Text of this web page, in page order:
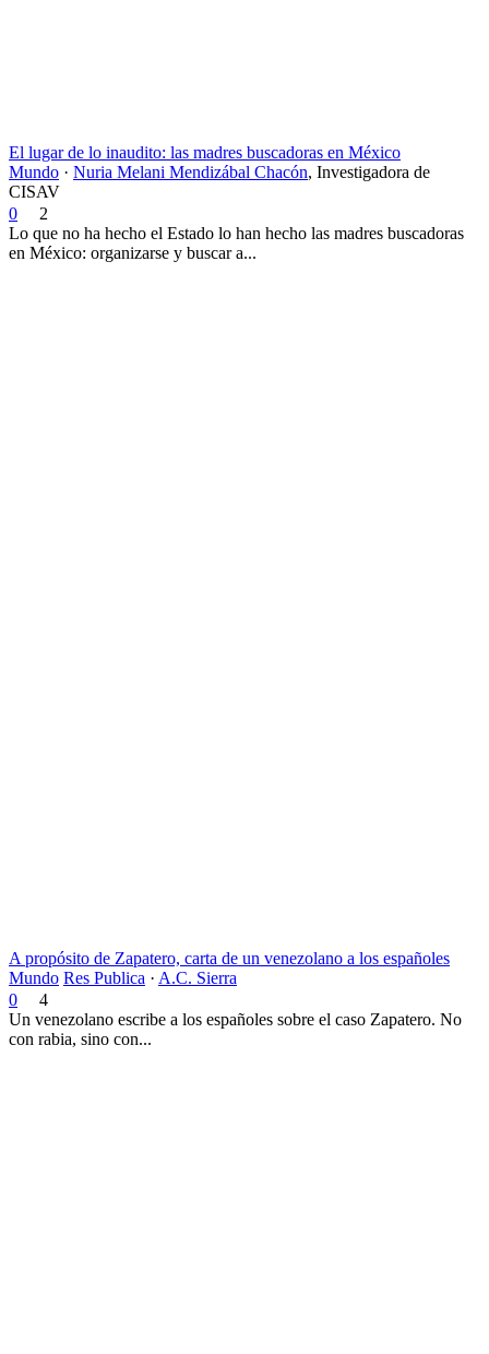
El lugar de lo inaudito: las madres buscadoras en México
Mundo · Nuria Melani Mendizábal Chacón, Investigadora de
CISAV
0
2
Lo que no ha hecho el Estado lo han hecho las madres buscadoras
en México: organizarse y buscar a...
A propósito de Zapatero, carta de un venezolano a los españoles
Mundo Res Publica · A.C. Sierra
0
4
Un venezolano escribe a los españoles sobre el caso Zapatero. No
con rabia, sino con...